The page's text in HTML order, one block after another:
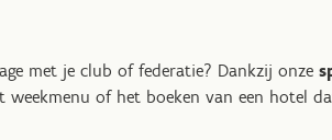
met je club of federatie? Dankzij onze
of het boeken van een hotel